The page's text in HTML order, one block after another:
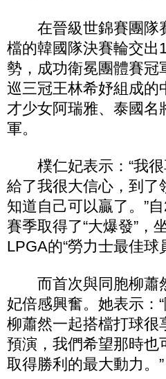
在晉級世錦賽團隊
檔的韓國隊決賽輪交出
勢，成功衛冕團體賽冠
巡三冠王林希妤組成的
才少女阿瑞雅、泰國名
軍。
樸仁妃表示：“我很
給了我很大信心，到了
知道自己可以贏了。”
賽季取得了“大爆發”，
LPGA的“勞力士最佳球
而首次與同胞柳蕭
妃倍感興奮。她表示：
柳蕭然一起搭檔打球很
預演，我們希望那時也
取得勝利的最大動力。”